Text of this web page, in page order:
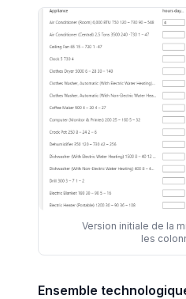
Version initiale de la
les
Ensemble